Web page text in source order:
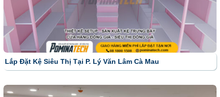
Lắp Đặt Kệ Siêu Thị Tại P. Lý Văn Lâm Cà Mau